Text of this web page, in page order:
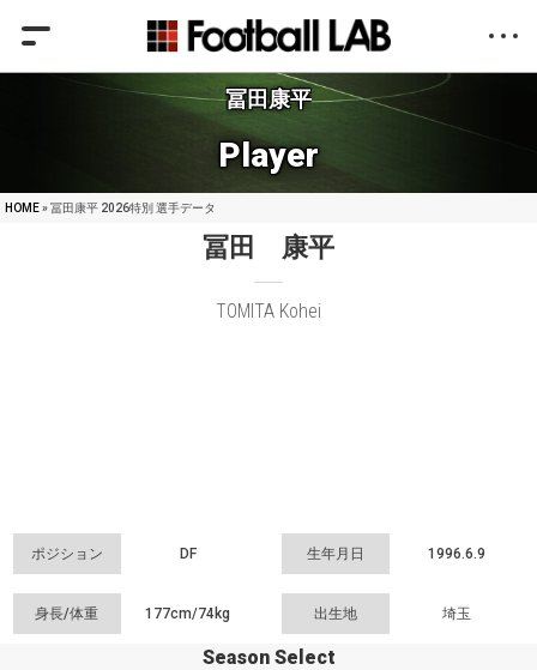
冨田康平
Player
HOME» 冨田康平 2026特別 選手データ
冨田 康平
TOMITA Kohei
ポジション DF 生年月日 1996.6.9
身長/体重 177cm/74kg 出生地 埼玉
Season Select